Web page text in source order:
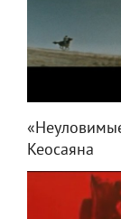
Кеосаяна